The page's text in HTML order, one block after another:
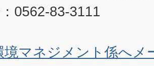
0562-83-3111
境マネジメント係へメ